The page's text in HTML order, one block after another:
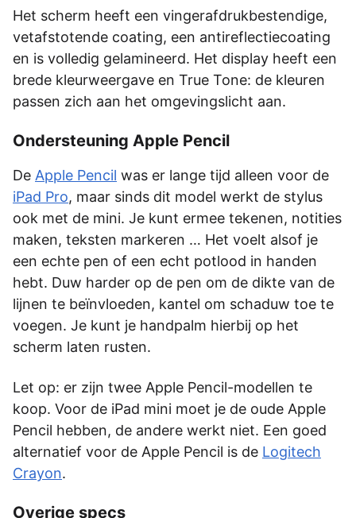
Het scherm heeft een vingerafdrukbestendige,
vetafstotende coating, een antireflectiecoating
en is volledig gelamineerd. Het display heeft een
brede kleurweergave en True Tone: de kleuren
passen zich aan het omgevingslicht aan.
Ondersteuning Apple Pencil
De Apple Pencil was er lange tijd alleen voor de
iPad Pro, maar sinds dit model werkt de stylus
ook met de mini. Je kunt ermee tekenen, notities
maken, teksten markeren … Het voelt alsof je
een echte pen of een echt potlood in handen
hebt. Duw harder op de pen om de dikte van de
lijnen te beïnvloeden, kantel om schaduw toe te
voegen. Je kunt je handpalm hierbij op het
scherm laten rusten.
Let op: er zijn twee Apple Pencil-modellen te
koop. Voor de iPad mini moet je de oude Apple
Pencil hebben, de andere werkt niet. Een goed
alternatief voor de Apple Pencil is de Logitech
Crayon.
Overige specs